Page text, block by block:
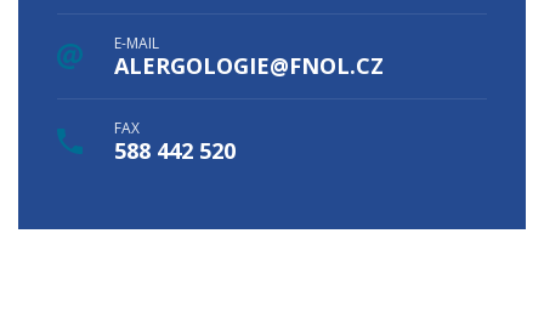
E-MAIL
ALERGOLOGIE@FNOL.CZ
FAX
588 442 520